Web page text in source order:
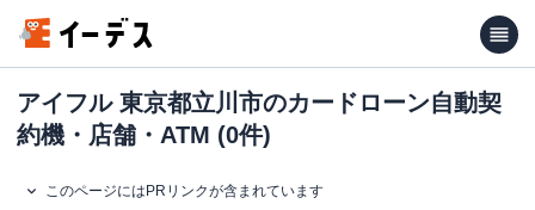
アイフル 東京都立川市のカードローン自動契
約機・店舗・ATM (0件)
このページにはPRリンクが含まれています